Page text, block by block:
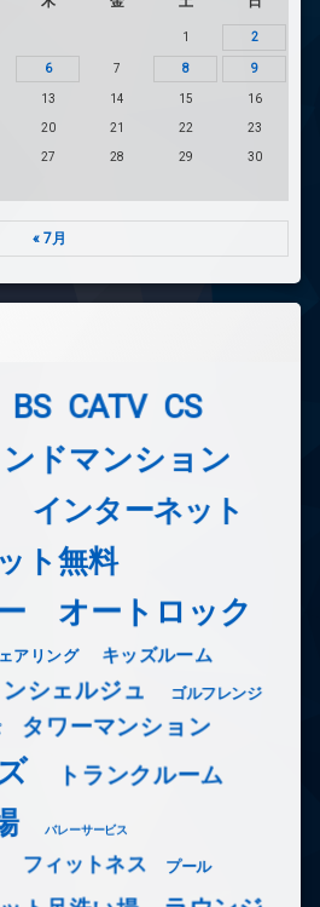
1 2
6 7 8 9
13 14 15 16
20 21 22 23
27 28 29 30
« 7月
BS CATV CS
ンドマンション
インターネット
ト無料
オートロック
アリング キッズルーム
ンシェルジュ ゴルフレンジ
タワーマンション
トランクルーム
バレーサービス
フィットネス プール